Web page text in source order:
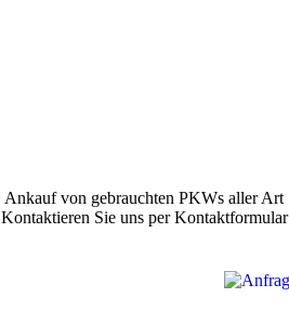
Ankauf von gebrauchten PKWs aller Art
Kontaktieren Sie uns per Kontaktformular